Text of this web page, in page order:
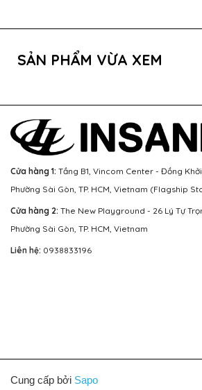
SẢN PHẨM VỪA XEM
Cửa hàng 1: Tầng B1, Vincom Center - Đồng
Phường Sài Gòn, TP. HCM, Vietnam (Flagship
Cửa hàng 2: The New Playground - 26 Lý Tự
Phường Sài Gòn, TP. HCM, Vietnam
Liên hệ: 0938833196
Cung cấp bởi Sapo